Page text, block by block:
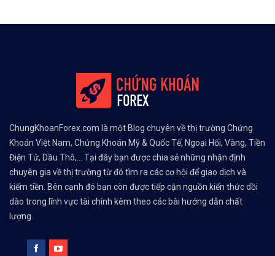
ChungKhoanForex.com là một Blog chuyên về thị trường Chứng
Khoán Việt Nam, Chứng Khoán Mỹ & Quốc Tế, Ngoại Hối, Vàng, Tiền
Điện Tử, Dầu Thô,... Tại đây bạn được chia sẻ những nhận định
chuyên gia về thị trường từ đó tìm ra các cơ hội để giao dịch và
kiếm tiền. Bên cạnh đó bạn còn được tiếp cận nguồn kiến thức dồi
dào trong lĩnh vực tài chính kèm theo các bài hướng dẫn chất
lượng.